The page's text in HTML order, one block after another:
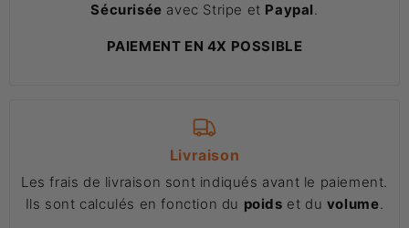
Sécurisée avec Stripe et Paypal.
PAIEMENT EN 4X POSSIBLE
Livraison
Les frais de livraison sont indiqués avant le paiement.
Ils sont calculés en fonction du poids et du volume.